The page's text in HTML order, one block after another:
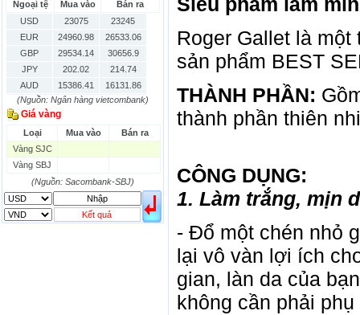
Ngoại tệ Mua vào
Bán ra
USD
23075
23245
EUR
24960.98
26533.06
GBP
29534.14
30656.9
JPY
202.02
214.74
AUD
15386.41
16131.86
HKD
2906.04
3028.6
SGD
16755.29
THB
666.2
786.99
CAD
CHF
DKK
0
3531.88
INR
KRW
18.01
(Nguồn: Ngân hàng vietcombank)
Giá vàng
Loại Mua vào
Bán ra
Vàng SJC
Vàng SBJ
(Nguồn: Sacombank-SBJ)
Kết quả
Roger Gallet là
sản phẩm BEST
THÀNH PHẦN:
thành phần thiên
CÔNG DỤNG:
1. Làm trắng, mịn
- Đổ một chén nhỏ
lại vô vàn lợi ích
gian, làn da của
không cần phải